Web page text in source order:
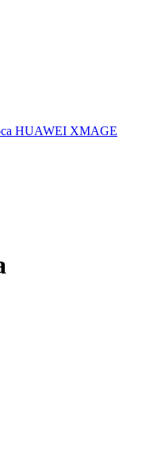
HUAWEI XMAGE